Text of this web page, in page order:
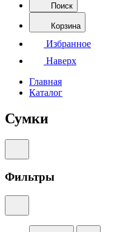
Поиск
Корзина
Избранное
Наверх
Главная
Каталог
Сумки
Фильтры